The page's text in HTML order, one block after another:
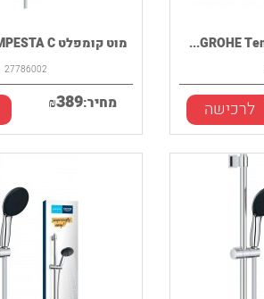
מוט קומפלט GROHE TEMPESTA C...
27786002
מחיר: ₪389 לרכישה